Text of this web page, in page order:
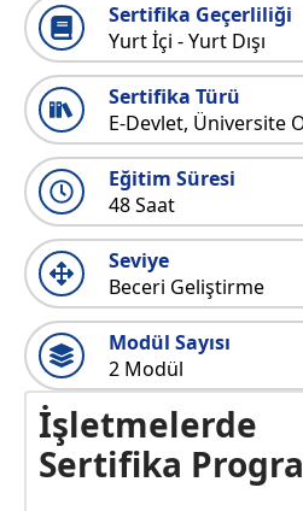
Sertifika Geçerliliği
Yurt İçi - Yurt Dışı
Sertifika Türü
E-Devlet, Üniversite
Eğitim Süresi
48 Saat
Seviye
Beceri Geliştirme
Modül Sayısı
2 Modül
Sertifika